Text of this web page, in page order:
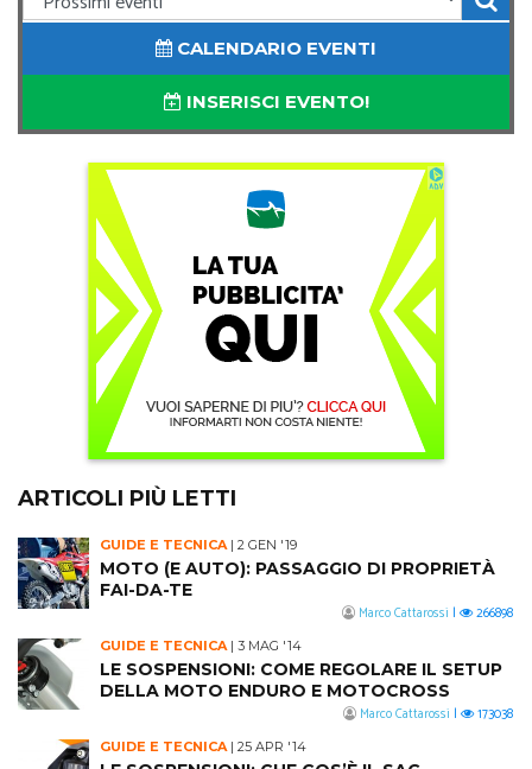
CALENDARIO EVENTI
INSERISCI EVENTO!
ARTICOLI PIÙ LETTI
GUIDE E TECNICA| 2 GEN '19
MOTO (E AUTO): PASSAGGIO DI PROPRIETÀ
FAI-DA-TE
Marco Cattarossi | 266898
GUIDE E TECNICA| 3 MAG '14
LE SOSPENSIONI: COME REGOLARE IL SETUP
DELLA MOTO ENDURO E MOTOCROSS
Marco Cattarossi | 173038
GUIDE E TECNICA| 25 APR '14